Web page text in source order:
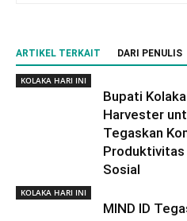
ARTIKEL TERKAIT DARI PENULIS
KOLAKA HARI INI
Bupati
Harvester
Tegaskan
Produktivitas
Sosial
KOLAKA HARI INI
MIND ID